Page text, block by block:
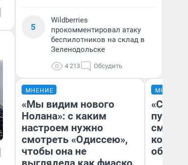
5
Wildberries
прокомментировал атаку
беспилотников на склад в
Зеленодольске
4 213 Обсудить
МНЕНИЕ
«Мы видим нового
Нолана»: с каким
настроем нужно
смотреть «Одиссею»,
чтобы она не
МНЕНИЕ